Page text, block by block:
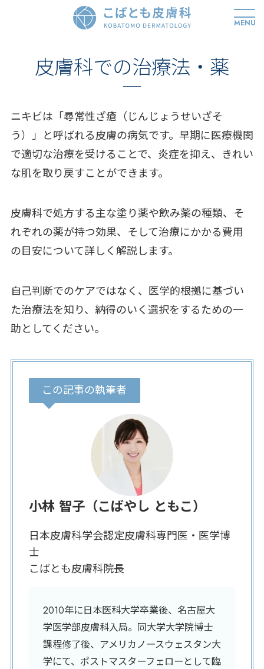
MENU
皮膚科での治療法・薬
ニキビは「尋常性ざ瘡（じんじょうせいざそ
う）」と呼ばれる皮膚の病気です。早期に医療機関
で適切な治療を受けることで、炎症を抑え、きれい
な肌を取り戻すことができます。
皮膚科で処方する主な塗り薬や飲み薬の種類、そ
れぞれの薬が持つ効果、そして治療にかかる費用
の目安について詳しく解説します。
自己判断でのケアではなく、医学的根拠に基づい
た治療法を知り、納得のいく選択をするための一
助としてください。
この記事の執筆者
小林 智子（こばやし ともこ）
日本皮膚科学会認定皮膚科専門医・医学博
士
こばとも皮膚科院長
2010年に日本医科大学卒業後、名古屋大
学医学部皮膚科入局。同大学大学院博士
課程修了後、アメリカノースウェスタン大
学にて、ポストマスターフェローとして臨